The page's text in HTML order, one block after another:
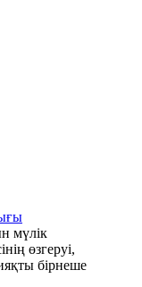
мүлік
өзгеруі,
бірнеше